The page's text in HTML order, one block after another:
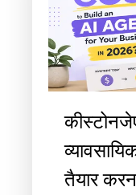
तैयार